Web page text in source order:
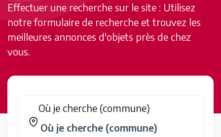
Effectuer une recherche sur le site : Utilisez
notre formulaire de recherche et trouvez les
meilleures annonces d'objets près de chez
vous.
Où je cherche (commune)